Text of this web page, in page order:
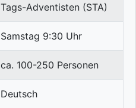
Tags-Adventisten (STA)
Samstag 9:30 Uhr
ca. 100-250 Personen
Deutsch